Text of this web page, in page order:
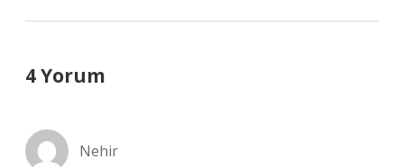
4 Yorum
Nehir